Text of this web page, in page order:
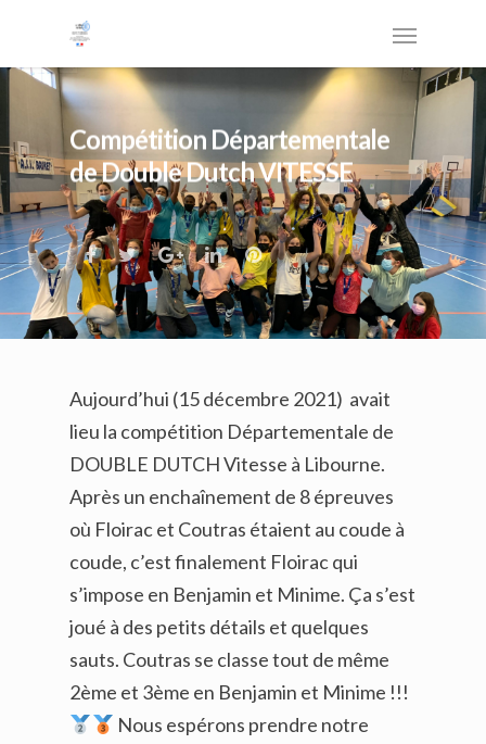
Compétition Départementale
de Double Dutch VITESSE
Aujourd’hui (15 décembre 2021) avait
lieu la compétition Départementale de
DOUBLE DUTCH Vitesse à Libourne.
Après un enchaînement de 8 épreuves
où Floirac et Coutras étaient au coude à
coude, c’est finalement Floirac qui
s’impose en Benjamin et Minime. Ça s’est
joué à des petits détails et quelques
sauts. Coutras se classe tout de même
2ème et 3ème en Benjamin et Minime !!!
Nous espérons prendre notre